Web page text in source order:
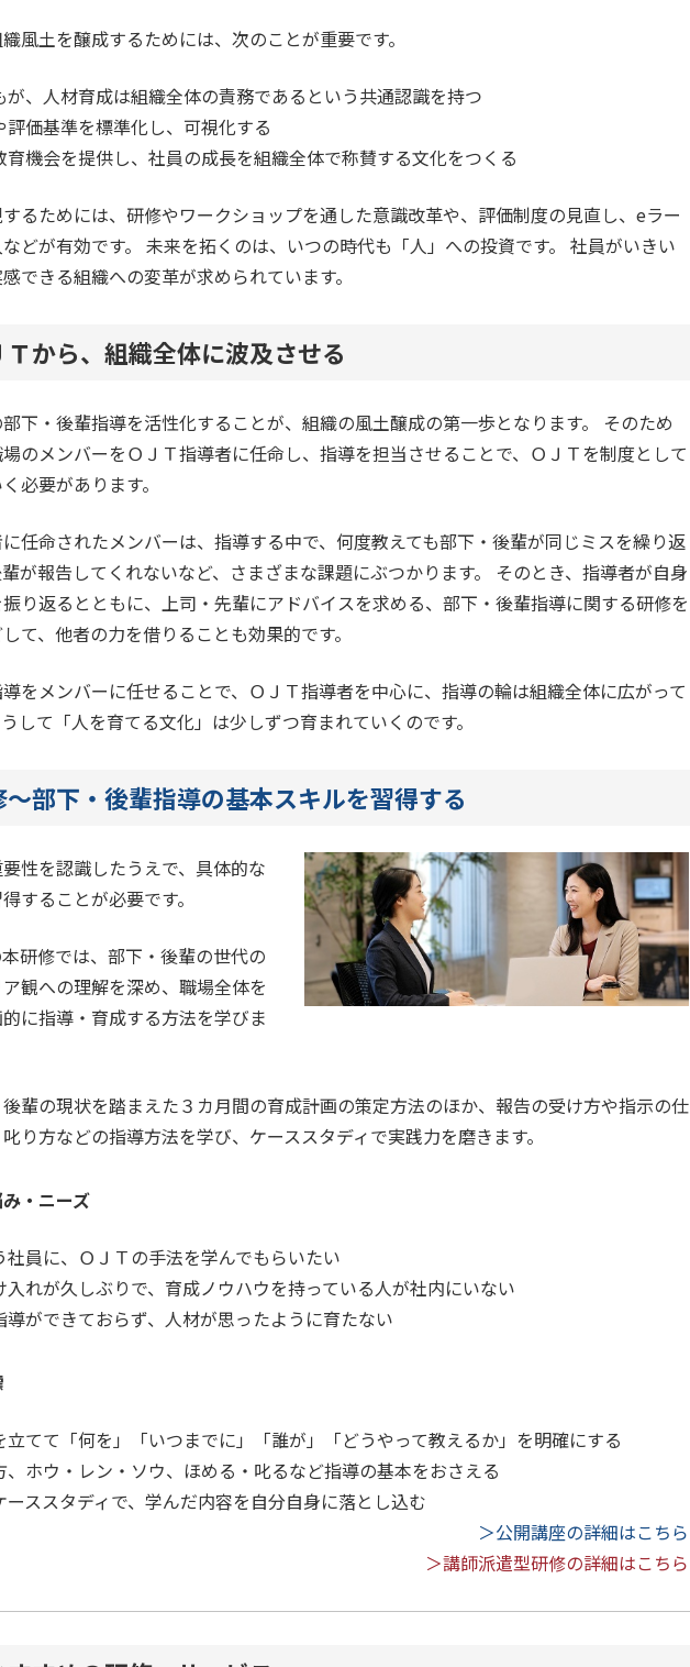
風土を醸成するためには、次のことが重要です。
が、人材育成は組織全体の責務であるという共通認識を持つ
評価基準を標準化し、可視化する
育機会を提供し、社員の成長を組織全体で称賛する文化をつくる
るためには、研修やワークショップを通した意識改革や、評価制度の見直し、eラー
どが有効です。 未来を拓くのは、いつの時代も「人」への投資です。 社員がいきい
できる組織への変革が求められています。
から、組織全体に波及させる
下・後輩指導を活性化することが、組織の風土醸成の第一歩となります。 そのため
のメンバーをＯＪＴ指導者に任命し、指導を担当させることで、ＯＪＴを制度として
必要があります。
任命されたメンバーは、指導する中で、何度教えても部下・後輩が同じミスを繰り返
が報告してくれないなど、さまざまな課題にぶつかります。 そのとき、指導者が自身
り返るとともに、上司・先輩にアドバイスを求める、部下・後輩指導に関する研修を
て、他者の力を借りることも効果的です。
をメンバーに任せることで、ＯＪＴ指導者を中心に、指導の輪は組織全体に広がって
して「人を育てる文化」は少しずつ育まれていくのです。
～部下・後輩指導の基本スキルを習得する
性を認識したうえで、具体的な
することが必要です。
研修では、部下・後輩の世代の
観への理解を深め、職場全体を
に指導・育成する方法を学びま
輩の現状を踏まえた３カ月間の育成計画の策定方法のほか、報告の受け方や指示の仕
り方などの指導方法を学び、ケーススタディで実践力を磨きます。
・ニーズ
社員に、ＯＪＴの手法を学んでもらいたい
入れが久しぶりで、育成ノウハウを持っている人が社内にいない
導ができておらず、人材が思ったように育たない
立てて「何を」「いつまでに」「誰が」「どうやって教えるか」を明確にする
、ホウ・レン・ソウ、ほめる・叱るなど指導の基本をおさえる
ーススタディで、学んだ内容を自分自身に落とし込む
＞公開講座の詳細はこちら
＞講師派遣型研修の詳細はこちら